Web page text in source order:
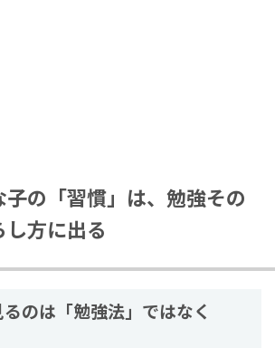
の「習慣」は、勉強その
方に出る
のは「勉強法」ではなく